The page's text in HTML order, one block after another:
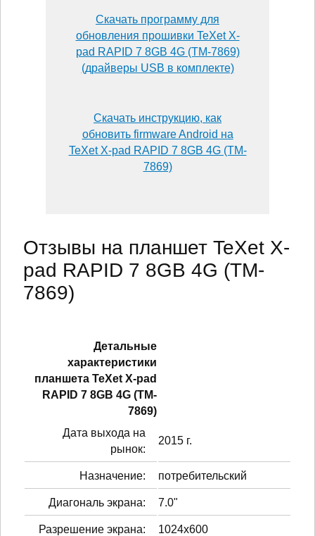
Скачать программу для
обновления прошивки TeXet X-
pad RAPID 7 8GB 4G (TM-7869)
(драйверы USB в комплекте)
Скачать инструкцию, как
обновить firmware Android на
TeXet X-pad RAPID 7 8GB 4G (TM-
7869)
Отзывы на планшет TeXet X-
pad RAPID 7 8GB 4G (TM-
7869)
Детальные
характеристики
планшетa TeXet X-pad
RAPID 7 8GB 4G (TM-
7869)
Дата выхода на
рынок:
2015 г.
Назначение: потребительский
Диагональ экрана: 7.0"
Разрешение экрана: 1024x600